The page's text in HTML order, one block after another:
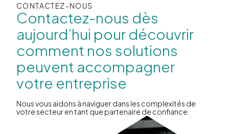
CONTACTEZ-NOUS
Contactez-nous dès
aujourd’hui pour découvrir
comment nos solutions
peuvent accompagner
votre entreprise
Nous vous aidons à naviguer dans les complexités de
votre secteur en tant que partenaire de confiance.